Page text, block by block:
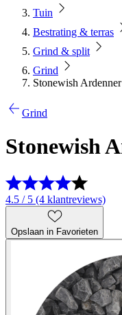
Tuin
Bestrating & terras
Grind & split
Grind
Stonewish
Grind
Stonewish
4.5 / 5 (4 klantreviews)
Opslaan in Favorieten